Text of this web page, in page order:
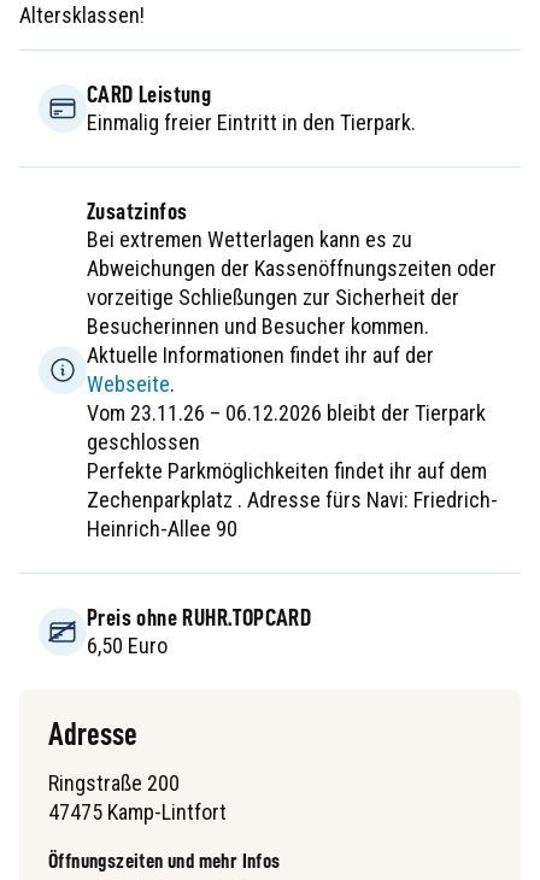
Altersklassen!
CARD Leistung
Einmalig freier Eintritt in den Tierpark.
Zusatzinfos
Bei extremen Wetterlagen kann es zu
Abweichungen der Kassenöffnungszeiten oder
vorzeitige Schließungen zur Sicherheit der
Besucherinnen und Besucher kommen.
Aktuelle Informationen findet ihr auf der
Webseite.
Vom 23.11.26 – 06.12.2026 bleibt der Tierpark
geschlossen
Perfekte Parkmöglichkeiten findet ihr auf dem
Zechenparkplatz . Adresse fürs Navi: Friedrich-
Heinrich-Allee 90
Preis ohne RUHR.TOPCARD
6,50 Euro
Adresse
Ringstraße 200
47475 Kamp-Lintfort
Öffnungszeiten und mehr Infos